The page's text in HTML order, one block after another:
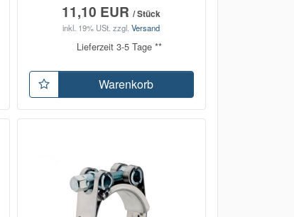
11,10 EUR/ Stück
inkl. 19% USt. zzgl.Versand
Lieferzeit 3-5 Tage **
Warenkorb